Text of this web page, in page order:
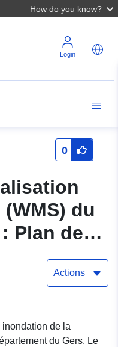
How do you know?
Login
0
du
Plan de
risques
commune
Gers
Actions
de la
du Gers. Le